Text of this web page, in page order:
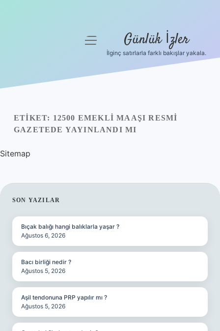
Yasal Uyarı
menüyü
Günlük İzler
İlginç satırlarla farklı bakışlar yakala.
ETIKET: 12500 EMEKLI MAAŞI RESMI
GAZETEDE YAYINLANDI MI
Sitemap
SIDEBAR
SON YAZILAR
Bıçak balığı hangi balıklarla yaşar ?
Ağustos 6, 2026
Bacı birliği nedir ?
Ağustos 5, 2026
Aşil tendonuna PRP yapılır mı ?
Ağustos 5, 2026